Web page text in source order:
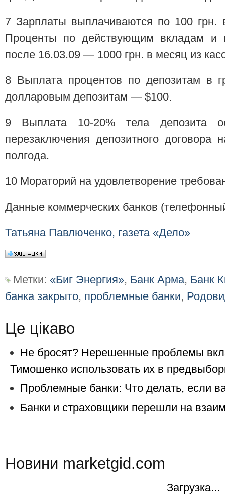
7 Зарплаты выплачиваются по 100
Проценты по действующим вкладам и
после 16.03.09 — 1000 грн. в месяц из
8 Выплата процентов по депозитам в
долларовым депозитам — $100.
9 Выплата 10-20% тела депозита
перезаключения депозитного
полгода.
10 Мораторий на удовлетворение
Данные коммерческих банков
Татьяна Павлюченко, газета «Дело»
Метки: «Биг Энергия», Банк Арма, Банк
банка закрыто, проблемные банки,
Це цікаво
Не бросят? Нерешенные проблемы
Тимошенко использовать их в
Проблемные банки: Что делать, если
Банки и страховщики перешли на
Новини marketgid.com
Загрузка...